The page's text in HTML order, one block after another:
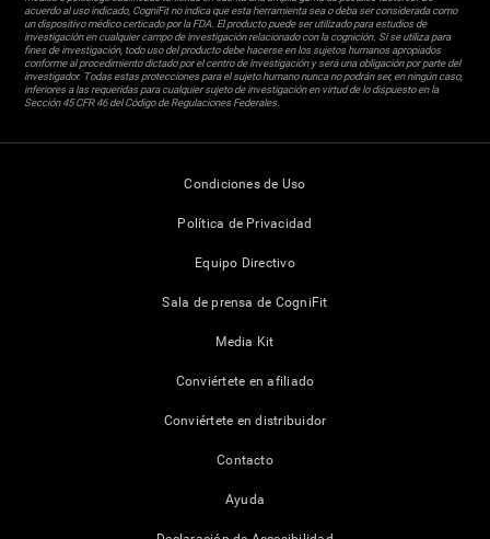
acuerdo al uso indicado, CogniFit no indica que esta herramienta sea o deba ser considerada como
un dispositivo médico certicado por la FDA. El producto puede ser utilizado para estudios de
investigación en cualquier campo de investigación relacionado con la cognición. Si se utiliza para
fines de investigación, todo uso del producto debe hacerse en los sujetos humanos apropiados
conforme al procedimiento dictado por el centro de investigación y será una obligación por parte del
investigador. Todas estas protecciones para el sujeto humano nunca no podrán ser, en ningún caso,
inferiores a las requeridas para cualquier sujeto de investigación en virtud de lo dispuesto en la
Sección 45 CFR 46 del Código de Regulaciones Federales.
Condiciones de Uso
Política de Privacidad
Equipo Directivo
Sala de prensa de CogniFit
Media Kit
Conviértete en afiliado
Conviértete en distribuidor
Contacto
Ayuda